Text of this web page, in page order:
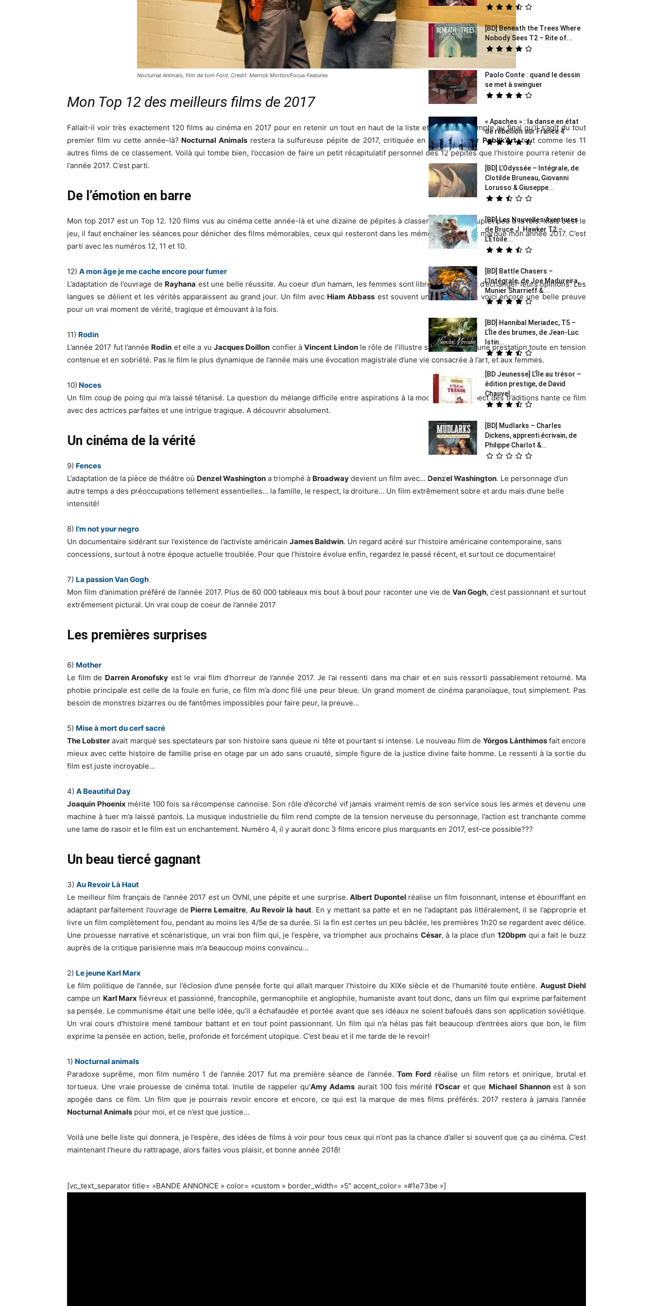
Nocturnal Animals, film de tom Ford, Credit: Merrick Morton/Focus Features
Mon Top 12 des meilleurs films de 2017
Fallait-il voir très exactement 120 films au cinéma en 2017 pour en retenir un tout en haut de la liste et se rendre compte au final qu’il s’agît du tout
premier film vu cette année-là? Nocturnal Animals restera la sulfureuse pépite de 2017, critiquée en son temps sur Publik’Art, tout comme les 11
autres films de ce classement. Voilà qui tombe bien, l’occasion de faire un petit récapitulatif personnel des 12 pépites que l’histoire pourra retenir de
l’année 2017. C’est parti.
De l’émotion en barre
Mon top 2017 est un Top 12. 120 films vus au cinéma cette année-là et une dizaine de pépites à classer, c’est beaucoup et peu à la fois. Mais c’est le
jeu, il faut enchainer les séances pour dénicher des films mémorables, ceux qui resteront dans les mémoires et auront marqué mon année 2017. C’est
parti avec les numéros 12, 11 et 10.
12) A mon âge je me cache encore pour fumer
L’adaptation de l’ouvrage de Rayhana est une belle réussite. Au coeur d’un hamam, les femmes sont libres de parler et d’échanger leurs opinions. Les
langues se délient et les vérités apparaissent au grand jour. Un film avec Hiam Abbass est souvent une réussite, en voici encore une belle preuve
pour un vrai moment de vérité, tragique et émouvant à la fois.
11) Rodin
L’année 2017 fut l’année Rodin et elle a vu Jacques Doillon confier àVincent Lindonle rôle de l’illustre sculpteur pour une prestation toute en tension
contenue et en sobriété. Pas le film le plus dynamique de l’année mais une évocation magistrale d’une vie consacrée à l’art, et aux femmes.
10) Noces
Un film coup de poing qui m’a laissé tétanisé. La question du mélange difficile entre aspirations à la modernité et respect des traditions hante ce film
avec des actrices parfaites et une intrigue tragique. A découvrir absolument.
Un cinéma de la vérité
9) Fences
L’adaptation de la pièce de théâtre où Denzel Washington a triomphé à Broadway devient un film avec… Denzel Washington. Le personnage d’un
autre temps a des préoccupations tellement essentielles… la famille, le respect, la droiture… Un film extrêmement sobre et ardu mais d’une belle
intensité!
8) I’m not your negro
Un documentaire sidérant sur l’existence de l’activiste américain James Baldwin. Un regard acéré sur l’histoire américaine contemporaine, sans
concessions, surtout à notre époque actuelle troublée. Pour que l’histoire évolue enfin, regardez le passé récent, et surtout ce documentaire!
7) La passion Van Gogh
Mon film d’animation préféré de l’année 2017. Plus de 60 000 tableaux mis bout à bout pour raconter une vie de Van Gogh, c’est passionnant et surtout
extrêmement pictural. Un vrai coup de coeur de l’année 2017
Les premières surprises
6) Mother
Le film de Darren Aronofsky est le vrai film d’horreur de l’année 2017. Je l’ai ressenti dans ma chair et en suis ressorti passablement retourné. Ma
phobie principale est celle de la foule en furie, ce film m’a donc filé une peur bleue. Un grand moment de cinéma paranoïaque, tout simplement. Pas
besoin de monstres bizarres ou de fantômes impossibles pour faire peur, la preuve…
5) Mise à mort du cerf sacré
The Lobster avait marqué ses spectateurs par son histoire sans queue ni tête et pourtant si intense. Le nouveau film deYórgos Lánthimosfait encore
mieux avec cette histoire de famille prise en otage par un ado sans cruauté, simple figure de la justice divine faite homme. Le ressenti à la sortie du
film est juste incroyable…
4) A Beautiful Day
Joaquin Phoenix mérite 100 fois sa récompense cannoise. Son rôle d’écorché vif jamais vraiment remis de son service sous les armes et devenu une
machine à tuer m’a laissé pantois. La musique industrielle du film rend compte de la tension nerveuse du personnage, l’action est tranchante comme
une lame de rasoir et le film est un enchantement. Numéro 4, il y aurait donc 3 films encore plus marquants en 2017, est-ce possible???
Un beau tiercé gagnant
3) Au Revoir Là Haut
Le meilleur film français de l’année 2017 est un OVNI, une pépite et une surprise.Albert Dupontelréalise un film foisonnant, intense et ébouriffant en
adaptant parfaitement l’ouvrage de Pierre Lemaitre, Au Revoir là haut. En y mettant sa patte et en ne l’adaptant pas littéralement, il se l’approprie et
livre un film complètement fou, pendant au moins les 4/5e de sa durée. Si la fin est certes un peu bâclée, les premières 1h20 se regardent avec délice.
Une prouesse narrative et scénaristique, un vrai bon film qui, je l’espère, va triompher aux prochains César, à la place d’un 120bpm qui a fait le buzz
auprès de la critique parisienne mais m’a beaucoup moins convaincu…
2) Le jeune Karl Marx
Le film politique de l’année, sur l’éclosion d’une pensée forte qui allait marquer l’histoire du XIXe siècle et de l’humanité toute entière. August Diehl
campe un Karl Marx fiévreux et passionné, francophile, germanophile et anglophile, humaniste avant tout donc, dans un film qui exprime parfaitement
sa pensée. Le communisme était une belle idée, qu’il a échafaudée et portée avant que ses idéaux ne soient bafoués dans son application soviétique.
Un vrai cours d’histoire mené tambour battant et en tout point passionnant. Un film qui n’a hélas pas fait beaucoup d’entrées alors que bon, le film
exprime la pensée en action, belle, profonde et forcément utopique. C’est beau et il me tarde de le revoir!
1) Nocturnal animals
Paradoxe suprême, mon film numéro 1 de l’année 2017 fut ma première séance de l’année.Tom Ford réalise un film retors et onirique, brutal et
tortueux. Une vraie prouesse de cinéma total. Inutile de rappeler qu’Amy Adams aurait 100 fois méritél’Oscar et que Michael Shannonest à son
apogée dans ce film. Un film que je pourrais revoir encore et encore, ce qui est la marque de mes films préférés. 2017 restera à jamais l’année
Nocturnal Animals pour moi, et ce n’est que justice…
Voilà une belle liste qui donnera, je l’espère, des idées de films à voir pour tous ceux qui n’ont pas la chance d’aller si souvent que ça au cinéma. C’est
maintenant l’heure du rattrapage, alors faites vous plaisir, et bonne année 2018!
[vc_text_separator title= »BANDE ANNONCE » color= »custom » border_width= »5″ accent_color= »#1e73be »]
[BD] Beneath the Trees Where
Nobody Sees T2 – Rite of...
Paolo Conte : quand le dessin
se met à swinguer
« Apaches » : la danse en état
de rébellion sur France 4
[BD] L’Odyssée – Intégrale, de
Clotilde Bruneau, Giovanni
Lorusso & Giuseppe...
[BD] Les Nouvelles Aventures
de Bruce J. Hawker T2 –
L’Étoile...
[BD] Battle Chasers –
L’Intégrale, de Joe Madureira,
Munier Sharrieff &...
[BD] Hannibal Meriadec, T5 –
L’Île des brumes, de Jean-Luc
Istin...
[BD Jeunesse] L’Île au trésor –
édition prestige, de David
Chauvel...
[BD] Mudlarks – Charles
Dickens, apprenti écrivain, de
Philippe Charlot &...